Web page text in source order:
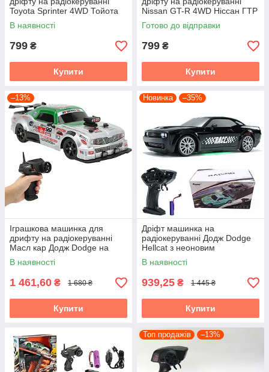
Toyota Sprinter 4WD Тойота
на радіокеруванні дрифт
В наявності
799 ₴
Купити
Nissan GT-R 4WD Ніссан ГТР
на радіокеруванні дрифт
Готово до відправки
799 ₴
Купити
–13%
Іграшкова машинка для
дрифту на радіокеруванні
Масл кар Додж Dodge на
радіокеруванні дрифт 28 см
СВІТЛО ПАР
В наявності
1 461,60 ₴ 1 680 ₴
Купити
Новинка –35%
Дріфт машинка на
радіокеруванні Додж Dodge
Hellcat з неоновим
підсвічуванням машина для
дрифту
В наявності
939,25 ₴ 1 445 ₴
Купити
Топ продажів –13%